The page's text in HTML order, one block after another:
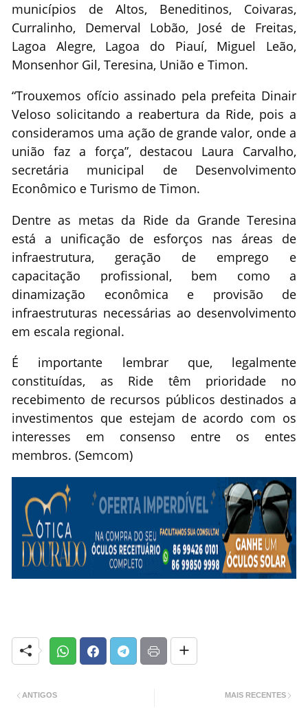
municípios de Altos, Beneditinos, Coivaras,
Curralinho, Demerval Lobão, José de Freitas,
Lagoa Alegre, Lagoa do Piauí, Miguel Leão,
Monsenhor Gil, Teresina, União e Timon.
“Trouxemos ofício assinado pela prefeita Dinair
Veloso solicitando a reabertura da Ride, pois a
consideramos uma ação de grande valor, onde a
união faz a força”, destacou Laura Carvalho,
secretária municipal de Desenvolvimento
Econômico e Turismo de Timon.
Dentre as metas da Ride da Grande Teresina
está a unificação de esforços nas áreas de
infraestrutura, geração de emprego e
capacitação profissional, bem como a
dinamização econômica e provisão de
infraestruturas necessárias ao desenvolvimento
em escala regional.
É importante lembrar que, legalmente
constituídas, as Ride têm prioridade no
recebimento de recursos públicos destinados a
investimentos que estejam de acordo com os
interesses em consenso entre os entes
membros. (Semcom)
MAIS RECENTES
ANTIGOS